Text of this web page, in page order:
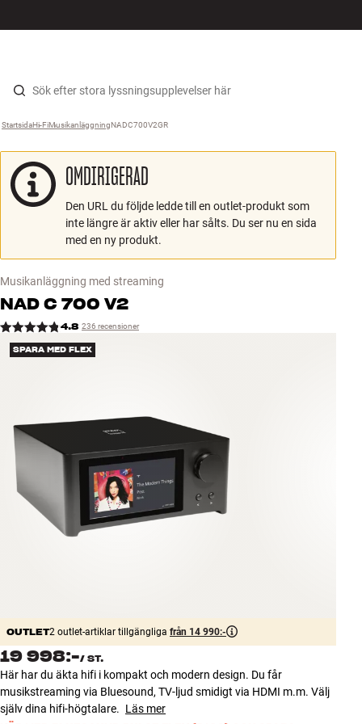
Hopp til innhold
Högtalare
Hörlurar
Surround
TV
System
Kablar
INSPIRATION
MÄRKEN
NYHETER
ERBJUDANDEN
Kundtjänst
Bygg med ljud
Företag
Startsida ›
Hi-Fi ›
Musikanläggning ›
NADC700V2GR
OMDIRIGERAD
Den URL du följde ledde till en outlet-produkt som
inte längre är aktiv eller har sålts. Du ser nu en sida
med en ny produkt.
Musikanläggning med streaming
NADC 700 V2
4.8 236 recensioner
SPARA MED FLEX
OUTLET2 outlet-artiklar tillgängliga från 14 990:-
19 998:-/ ST.
Här har du äkta hifi i kompakt och modern design. Du får
musikstreaming via Bluesound, TV-ljud smidigt via HDMI m.m. Välj
själv dina hifi-högtalare. Läs mer